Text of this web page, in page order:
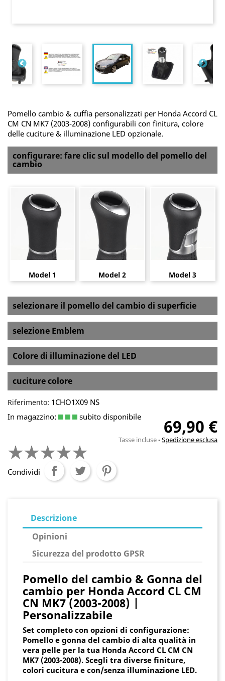
Pomello cambio & cuffia personalizzati per Honda Accord CL
CM CN MK7 (2003-2008) configurabili con finitura, colore
delle cuciture & illuminazione LED opzionale.
configurare: fare clic sul modello del pomello del
cambio
Model 1 Model 2 Model 3
selezionare il pomello del cambio di superficie
selezione Emblem
Colore di illuminazione del LED
cuciture colore
Riferimento: 1CHO1X09 NS
In magazzino:
subito disponibile 69,90 €
Tasse incluse Spedizione esclusa
Condividi
Descrizione
Opinioni
Sicurezza del prodotto GPSR
Pomello del cambio & Gonna del
cambio per Honda Accord CL CM
CN MK7 (2003-2008) |
Personalizzabile
Set completo con opzioni di configurazione:
Pomello e gonna del cambio di alta qualità in
vera pelle per la tua Honda Accord CL CM CN
MK7 (2003-2008). Scegli tra diverse finiture,
colori cucitura e con/senza illuminazione LED.